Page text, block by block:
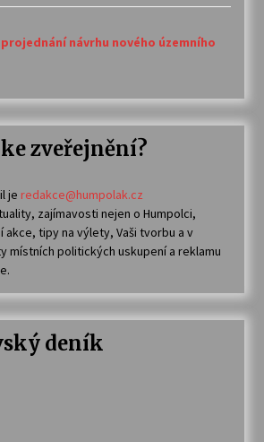
návrhu nového územního
zveřejnění?
je redakce@humpolak.cz
zajímavosti nejen o Humpolci,
akce, tipy na výlety, Vaši tvorbu a v
místních politických uskupení a reklamu
deník